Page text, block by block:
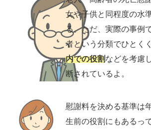
女や子供と同程度の水
る。ただ、実際の事例
者という分類でひとく
内での役割などを考慮
断されているよ。
慰謝料を決める基準は
生前の役割にもあるっ